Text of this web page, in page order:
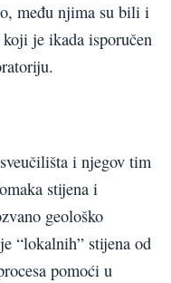
među njima su bili i
je ikada isporučen
i njegov tim
stijena i
geološko
“lokalnih” stijena od
pomoći u